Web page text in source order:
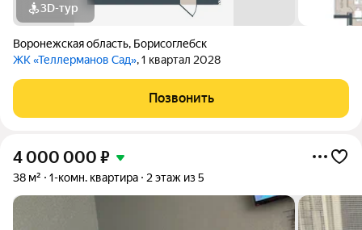
3D-тур
Воронежская область, Борисоглебск
ЖК «Теллерманов Сад», 1 квартал 2028
Позвонить
4 000 000 ₽
38 м² 1-комн. квартира 2 этаж из 5